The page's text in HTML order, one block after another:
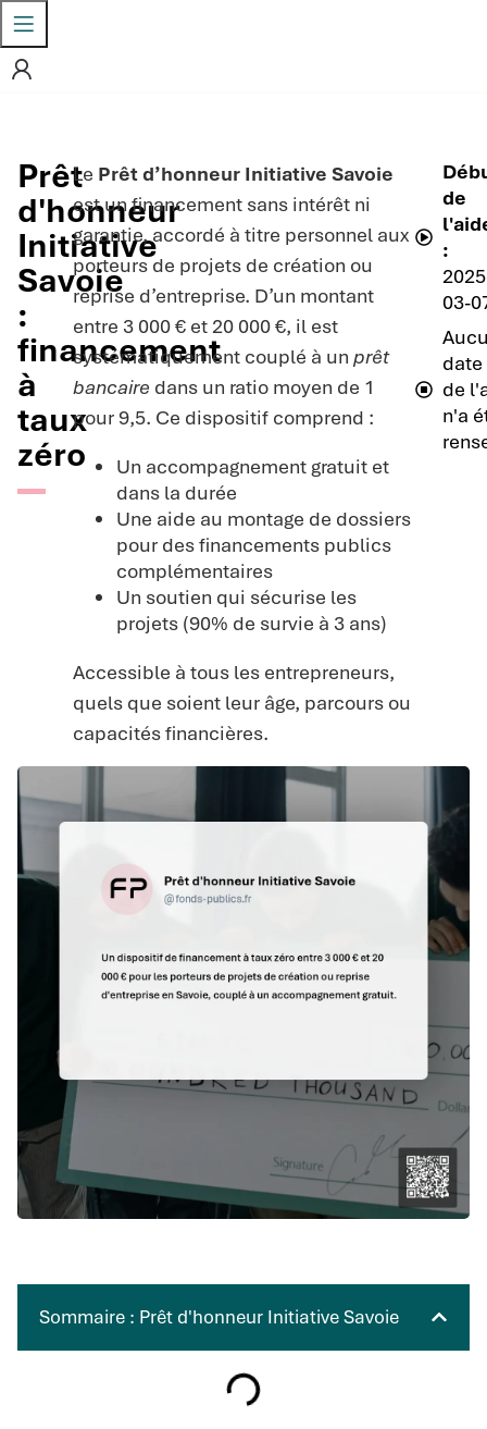
Prêt
d'honneur
Initiative
Savoie
:
financement
à
taux
zéro
Le Prêt d’honneur Initiative Savoie
est un financement sans intérêt ni
garantie, accordé à titre personnel aux
porteurs de projets de création ou
reprise d’entreprise. D’un montant
entre 3 000 € et 20 000 €, il est
systématiquement couplé à unprêt
bancaire dans un ratio moyen de 1
pour 9,5. Ce dispositif comprend :
Un accompagnement gratuit et
dans la durée
Une aide au montage de dossiers
pour des financements publics
complémentaires
Un soutien qui sécurise les
projets (90% de survie à 3 ans)
Accessible à tous les entrepreneurs,
quels que soient leur âge, parcours ou
capacités financières.
de
:
03-
date
de
n'a
Sommaire : Prêt d'honneur Initiative Savoie